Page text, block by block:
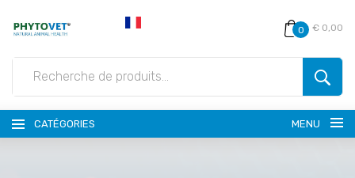
0 € 0,00
CATÉGORIES MENU